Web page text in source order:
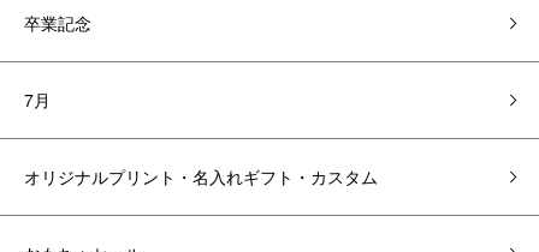
卒業記念
7月
オリジナルプリント・名入れギフト・カスタム